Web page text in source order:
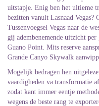
uitstapje. Enig ben het ultieme
bezitten vanuit Lasnaad
Tussenvoegsel Vegas naar de
gij adembenemende uitzicht
Guano Point. Mits reserve
Grande Canyo Skywalk
Mogelijk bedragen hen
vaardigheden va transformatie
zodat kant immer eentje
wegens de beste rang te